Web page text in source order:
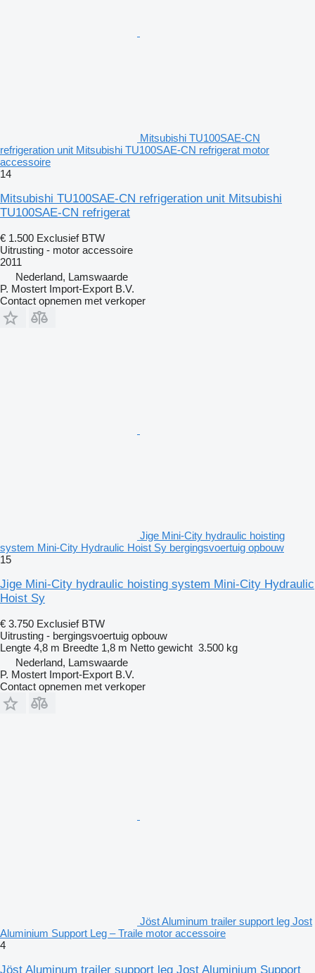
Mitsubishi TU100SAE-CN
refrigeration unit Mitsubishi TU100SAE-CN refrigerat motor
accessoire
14
Mitsubishi TU100SAE-CN refrigeration unit Mitsubishi
TU100SAE-CN refrigerat
€ 1.500 Exclusief BTW
Uitrusting - motor accessoire
2011
Nederland, Lamswaarde
P. Mostert Import-Export B.V.
Contact opnemen met verkoper
Jige Mini-City hydraulic hoisting
system Mini-City Hydraulic Hoist Sy bergingsvoertuig opbouw
15
Jige Mini-City hydraulic hoisting system Mini-City Hydraulic
Hoist Sy
€ 3.750 Exclusief BTW
Uitrusting - bergingsvoertuig opbouw
Lengte 4,8 m Breedte 1,8 m Netto gewicht 3.500 kg
Nederland, Lamswaarde
P. Mostert Import-Export B.V.
Contact opnemen met verkoper
Jöst Aluminum trailer support leg Jost
Aluminium Support Leg – Traile motor accessoire
4
Jöst Aluminum trailer support leg Jost Aluminium Support